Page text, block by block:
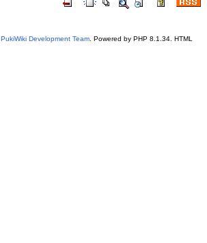
PukiWiki Development Team. Powered by PHP 8.1.34. HTML